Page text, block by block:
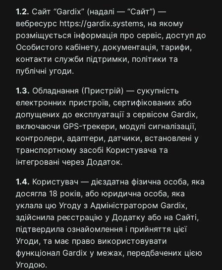
1.2. Сайт “Gardix” (надалі — “Сайт”) —
вебресурс https://gardix.systems, на якому
розміщується інформація про сервіс, доступ до
Особистого кабінету, документація, тарифи,
контакти служби підтримки, політики та
публічні угоди.
1.3. Обладнання (Пристрій) — сукупність
електронних пристроїв, сертифікованих або
допущених до експлуатації з сервісом Gardix,
включаючи GPS-трекери, модулі сигналізації,
контролери, адаптери, датчики, встановлені у
транспортному засобі Користувача та
інтегровані через Додаток.
1.4. Користувач — дієздатна фізична особа, яка
досягла 18 років, або юридична особа, яка
уклала цю Угоду з Адміністратором Gardix,
здійснила реєстрацію у Додатку або на Сайті,
підтвердила ознайомлення і прийняття цієї
Угоди, та має право використовувати
функціонал Gardix у межах, передбачених цією
Угодою.